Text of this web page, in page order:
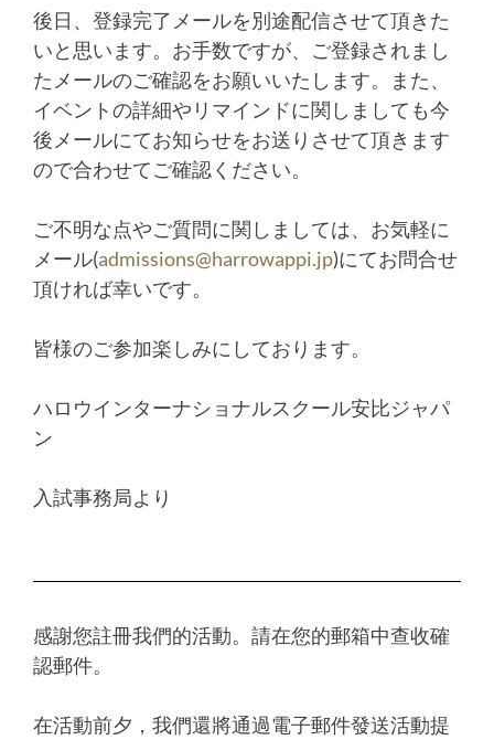
後日、登録完了メールを別途配信させて頂きた
いと思います。 お手数ですが、 ご登録されまし
たメールのご確認をお願いいたします。また、
イベントの詳細やリマインドに関しましても今
後メールにてお知らせをお送りさせて頂きます
ので合わせてご確認ください。
ご不明な点やご質問に関しましては、お気軽に
メール(admissions@harrowappi.jp)にてお問合せ
頂ければ幸いです。
皆様のご参加楽しみにしております。
ハロウインターナショナルスクール安比ジャパ
ン
入試事務局より
感謝您註冊我們的活動。請在您的郵箱中查收確
認郵件。
在活動前夕，我們還將通過電子郵件發送活動提